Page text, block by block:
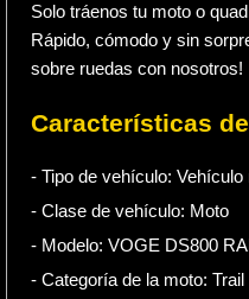
Solo tráenos tu moto o
Rápido, cómodo y sin
sobre ruedas con nosotros!
Características
- Tipo de vehículo: Vehículo
- Clase de vehículo: Moto
- Modelo: VOGE DS800
- Categoría de la moto: Trail